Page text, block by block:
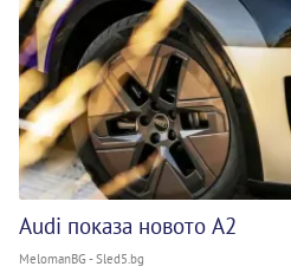
Audi показа новото A2
MelomanBG - Sled5.bg